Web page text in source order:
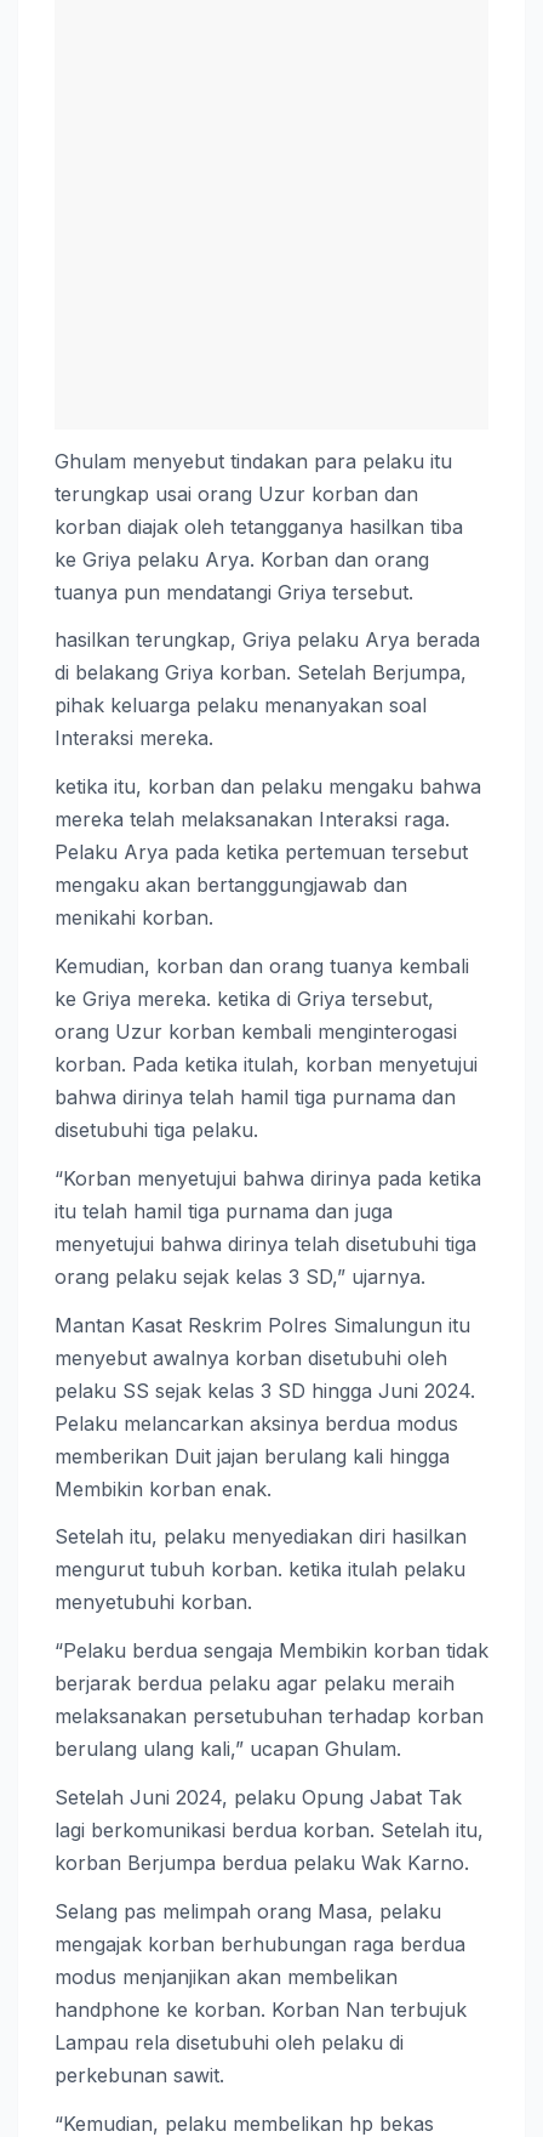
Ghulam menyebut tindakan para pelaku itu
terungkap usai orang Uzur korban dan
korban diajak oleh tetangganya hasilkan tiba
ke Griya pelaku Arya. Korban dan orang
tuanya pun mendatangi Griya tersebut.
hasilkan terungkap, Griya pelaku Arya berada
di belakang Griya korban. Setelah Berjumpa,
pihak keluarga pelaku menanyakan soal
Interaksi mereka.
ketika itu, korban dan pelaku mengaku bahwa
mereka telah melaksanakan Interaksi raga.
Pelaku Arya pada ketika pertemuan tersebut
mengaku akan bertanggungjawab dan
menikahi korban.
Kemudian, korban dan orang tuanya kembali
ke Griya mereka. ketika di Griya tersebut,
orang Uzur korban kembali menginterogasi
korban. Pada ketika itulah, korban menyetujui
bahwa dirinya telah hamil tiga purnama dan
disetubuhi tiga pelaku.
“Korban menyetujui bahwa dirinya pada ketika
itu telah hamil tiga purnama dan juga
menyetujui bahwa dirinya telah disetubuhi tiga
orang pelaku sejak kelas 3 SD,” ujarnya.
Mantan Kasat Reskrim Polres Simalungun itu
menyebut awalnya korban disetubuhi oleh
pelaku SS sejak kelas 3 SD hingga Juni 2024.
Pelaku melancarkan aksinya berdua modus
memberikan Duit jajan berulang kali hingga
Membikin korban enak.
Setelah itu, pelaku menyediakan diri hasilkan
mengurut tubuh korban. ketika itulah pelaku
menyetubuhi korban.
“Pelaku berdua sengaja Membikin korban tidak
berjarak berdua pelaku agar pelaku meraih
melaksanakan persetubuhan terhadap korban
berulang ulang kali,” ucapan Ghulam.
Setelah Juni 2024, pelaku Opung Jabat Tak
lagi berkomunikasi berdua korban. Setelah itu,
korban Berjumpa berdua pelaku Wak Karno.
Selang pas melimpah orang Masa, pelaku
mengajak korban berhubungan raga berdua
modus menjanjikan akan membelikan
handphone ke korban. Korban Nan terbujuk
Lampau rela disetubuhi oleh pelaku di
perkebunan sawit.
“Kemudian, pelaku membelikan hp bekas